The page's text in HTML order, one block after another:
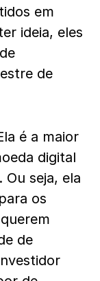
em
ideia, eles
de
é a maior
digital
seja, ela
os
de